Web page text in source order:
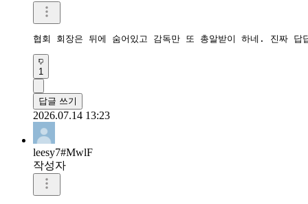
협회 회장은 뒤에 숨어있고 감독만 또 총알받이 하네. 진짜 답
1
답글 쓰기
2026.07.14 13:23
leesy7#MwlF
작성자